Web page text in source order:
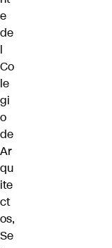
e
de
l
Co
le
gi
o
de
Ar
qu
ite
ct
os,
Se